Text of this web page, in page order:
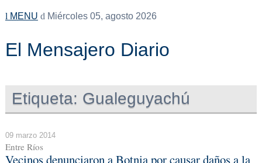
MENU Miércoles 05, agosto 2026
El Mensajero Diario
Etiqueta: Gualeguyachú
09 marzo 2014
Entre Ríos
Vecinos denunciaron a Botnia por causar daños a la